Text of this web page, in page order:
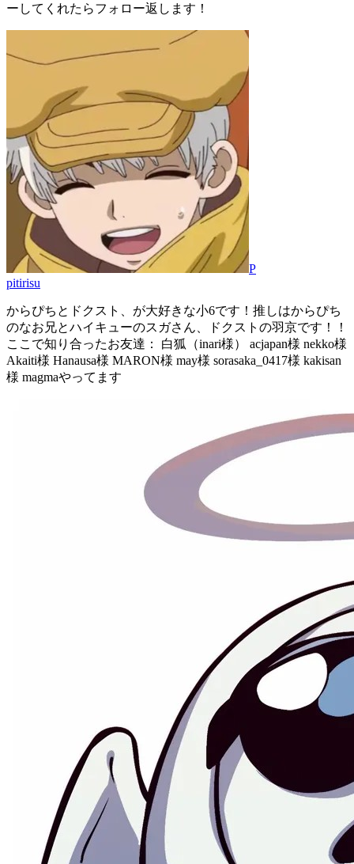
ーしてくれたらフォロー返します！
P
pitirisu
からぴちとドクスト、が大好きな小6です！推しはからぴち
のなお兄とハイキューのスガさん、ドクストの羽京です！！
ここで知り合ったお友達： 白狐（inari様） acjapan様 nekko様
Akaiti様 Hanausa様 MARON様 may様 sorasaka_0417様 kakisan
様 magmaやってます